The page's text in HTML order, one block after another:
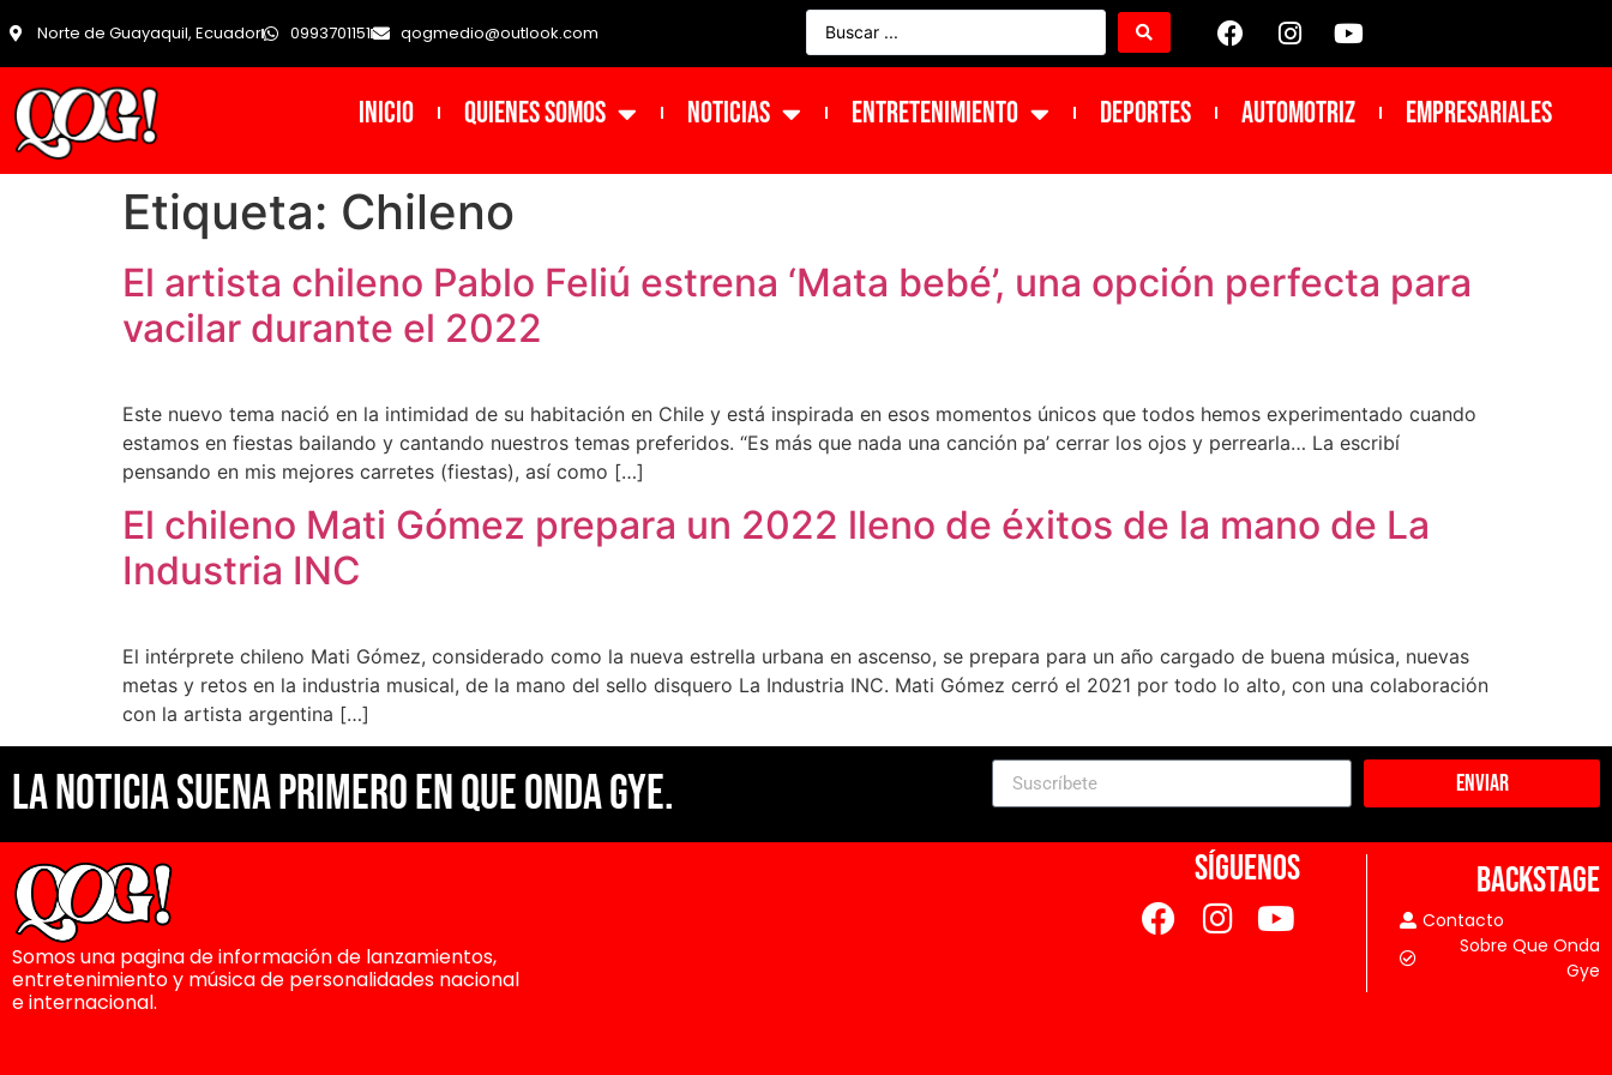
Norte de Guayaquil, Ecuador 0993701151 qogmedio@outlook.com
INICIO Quienes Somos NOTICIAS ENTRETENIMIENTO DEPORTES Automotriz Empresariales
Etiqueta: Chileno
El artista chileno Pablo Feliú estrena ‘Mata bebé’, una opción perfecta para
vacilar durante el 2022
Este nuevo tema nació en la intimidad de su habitación en Chile y está inspirada en esos momentos únicos que todos hemos experimentado cuando
estamos en fiestas bailando y cantando nuestros temas preferidos. “Es más que nada una canción pa’ cerrar los ojos y perrearla… La escribí
pensando en mis mejores carretes (fiestas), así como […]
El chileno Mati Gómez prepara un 2022 lleno de éxitos de la mano de La
Industria INC
El intérprete chileno Mati Gómez, considerado como la nueva estrella urbana en ascenso, se prepara para un año cargado de buena música, nuevas
metas y retos en la industria musical, de la mano del sello disquero La Industria INC. Mati Gómez cerró el 2021 por todo lo alto, con una colaboración
con la artista argentina […]
La noticia suena primero en Que Onda Gye. Enviar
Somos una pagina de información de lanzamientos,
entretenimiento y música de personalidades nacional
e internacional.
SÍGUENOS BACKSTAGE
Contacto
Sobre Que Onda
Gye